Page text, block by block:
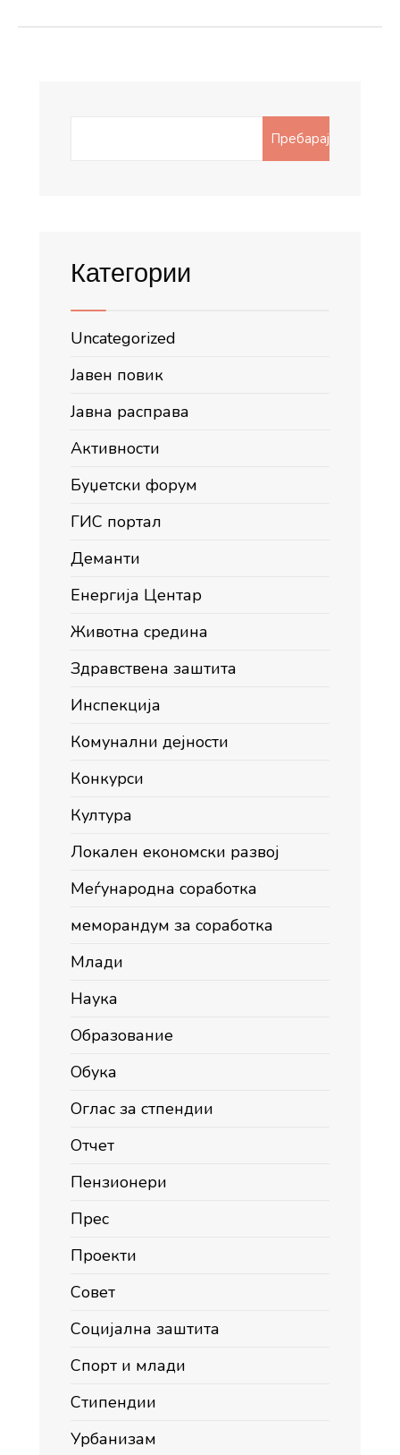
Пребарај
Категории
Uncategorized
Јавен повик
Јавна расправа
Активности
Буџетски форум
ГИС портал
Деманти
Енергија Центар
Животна средина
Здравствена заштита
Инспекција
Комунални дејности
Конкурси
Култура
Локален економски развој
Меѓународна соработка
меморандум за соработка
Млади
Наука
Образование
Обука
Оглас за стпендии
Отчет
Пензионери
Прес
Проекти
Совет
Социјална заштита
Спорт и млади
Стипендии
Урбанизам